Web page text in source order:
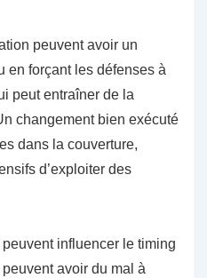
peuvent avoir un
en forçant les défenses à
peut entraîner de la
changement bien exécuté
dans la couverture,
d’exploiter des
influencer le timing
avoir du mal à